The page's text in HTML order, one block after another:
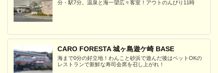
分・駅7分。温泉と海一望広々客室！アウトのんびり11時
CARO FORESTA 城ヶ島遊ケ崎 BASE
海まで0分の好立地！わんこと砂浜で遊んだ後はペットOKの
レストランで新鮮な寿司会席を召し上がれ！